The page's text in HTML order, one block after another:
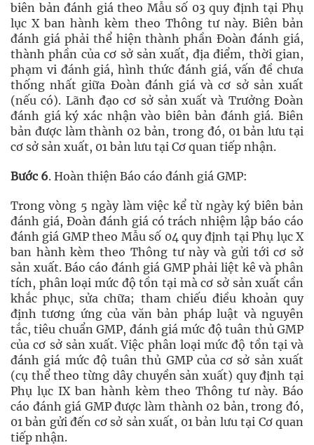
biên bản đánh giá theo Mẫu số 03 quy định tại Phụ
lục X ban hành kèm theo Thông tư này. Biên bản
đánh giá phải thể hiện thành phần Đoàn đánh giá,
thành phần của cơ sở sản xuất, địa điểm, thời gian,
phạm vi đánh giá, hình thức đánh giá, vấn đề chưa
thống nhất giữa Đoàn đánh giá và cơ sở sản xuất
(nếu có). Lãnh đạo cơ sở sản xuất và Trưởng Đoàn
đánh giá ký xác nhận vào biên bản đánh giá. Biên
bản được làm thành 02 bản, trong đó, 01 bản lưu tại
cơ sở sản xuất, 01 bản lưu tại Cơ quan tiếp nhận.
Bước 6. Hoàn thiện Báo cáo đánh giá GMP:
Trong vòng 5 ngày làm việc kể từ ngày ký biên bản
đánh giá, Đoàn đánh giá có trách nhiệm lập báo cáo
đánh giá GMP theo Mẫu số 04 quy định tại Phụ lục X
ban hành kèm theo Thông tư này và gửi tới cơ sở
sản xuất. Báo cáo đánh giá GMP phải liệt kê và phân
tích, phân loại mức độ tồn tại mà cơ sở sản xuất cần
khắc phục, sửa chữa; tham chiếu điều khoản quy
định tương ứng của văn bản pháp luật và nguyên
tắc, tiêu chuẩn GMP, đánh giá mức độ tuân thủ GMP
của cơ sở sản xuất. Việc phân loại mức độ tồn tại và
đánh giá mức độ tuân thủ GMP của cơ sở sản xuất
(cụ thể theo từng dây chuyền sản xuất) quy định tại
Phụ lục IX ban hành kèm theo Thông tư này. Báo
cáo đánh giá GMP được làm thành 02 bản, trong đó,
01 bản gửi đến cơ sở sản xuất, 01 bản lưu tại Cơ quan
tiếp nhận.